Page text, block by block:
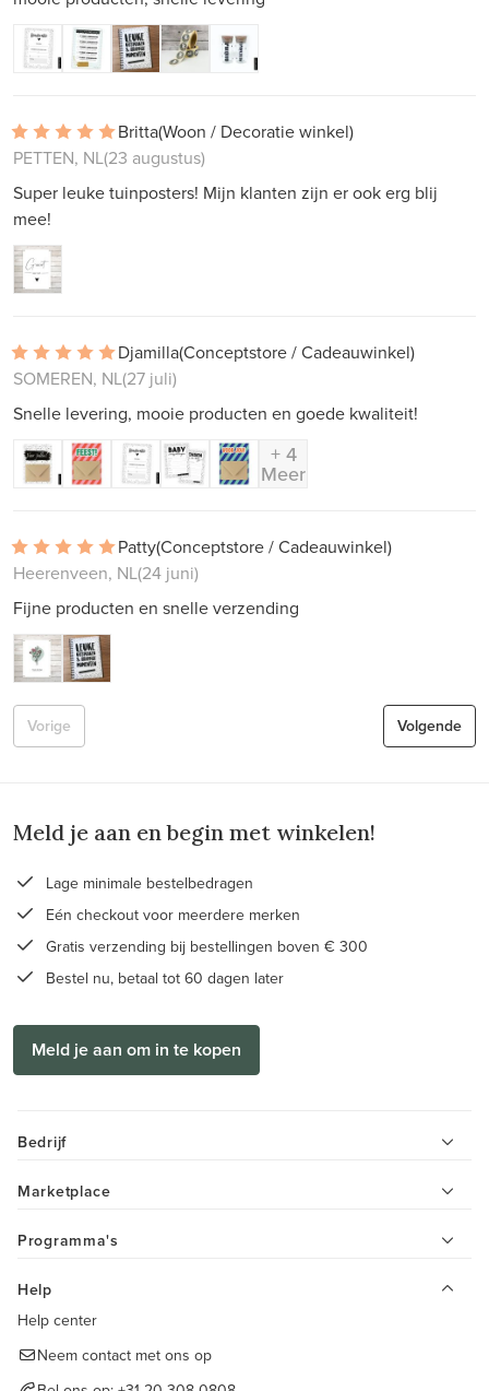
Britta(Woon / Decoratie winkel)
PETTEN, NL(23 augustus)
Super leuke tuinposters! Mijn klanten zijn er ook erg blij
mee!
Djamilla(Conceptstore / Cadeauwinkel)
SOMEREN, NL(27 juli)
Snelle levering, mooie producten en goede kwaliteit!
+ 4
Meer
Patty(Conceptstore / Cadeauwinkel)
Heerenveen, NL(24 juni)
Fijne producten en snelle verzending
Volgende
Vorige
Meld je aan en begin met winkelen!
Lage minimale bestelbedragen
Eén checkout voor meerdere merken
Gratis verzending bij bestellingen boven € 300
Bestel nu, betaal tot 60 dagen later
Meld je aan om in te kopen
Bedrijf
Marketplace
Programma's
Help
Help center
Neem contact met ons op